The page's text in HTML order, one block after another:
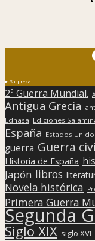
Sorpresa
2ª Guerra Mundial.
Antigua Grecia
Edhasa Ediciones
España Estados
guerra Guerra
Historia de España
Japón libros
Novela histórica
Primera Guerra
Segunda
Siglo XIX siglo XVI